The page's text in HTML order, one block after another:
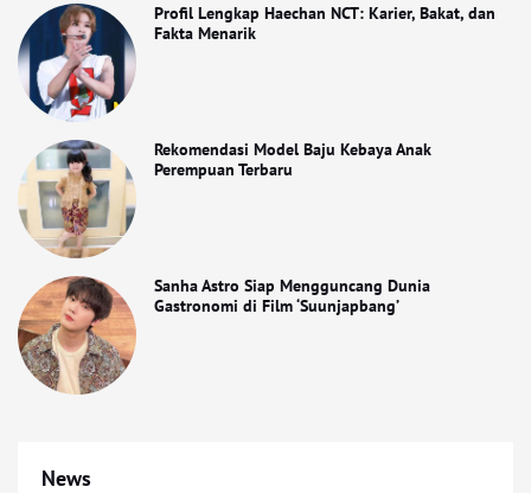
Profil Lengkap Haechan NCT: Karier, Bakat, dan
Fakta Menarik
Rekomendasi Model Baju Kebaya Anak
Perempuan Terbaru
Sanha Astro Siap Mengguncang Dunia
Gastronomi di Film ‘Suunjapbang’
News